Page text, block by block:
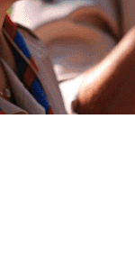
Images de la page
Cliquez pour éditer